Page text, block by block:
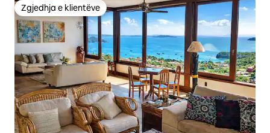
Zgjedhja e klientëve
Zgjedhja e klientëve